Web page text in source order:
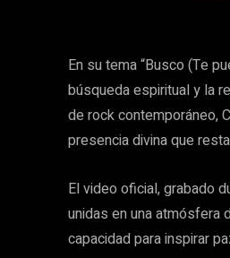
En su tema “Busco (Te
búsqueda espiritual y la
de rock contemporáneo,
presencia divina que
El video oficial, grabado
unidas en una atmósfera
capacidad para inspirar